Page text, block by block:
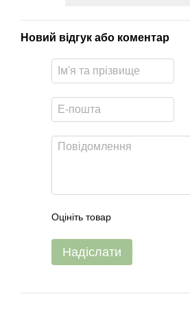
Новий відгук або коментар
Оцініть товар
Надіслати